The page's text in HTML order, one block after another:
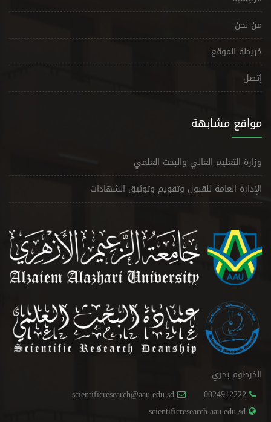
من نحن
خريطة الموقع
إتصل
مواقع مشابهة
وزارة التعليم العالي والبحث العلمي
الإدارة العامة للقبول وتقويم وتوثيق الشهادات
الخرطوم بحري
0024912222
scientificresearch@aau.edu.sd
scientificresearch.aau.edu.sd